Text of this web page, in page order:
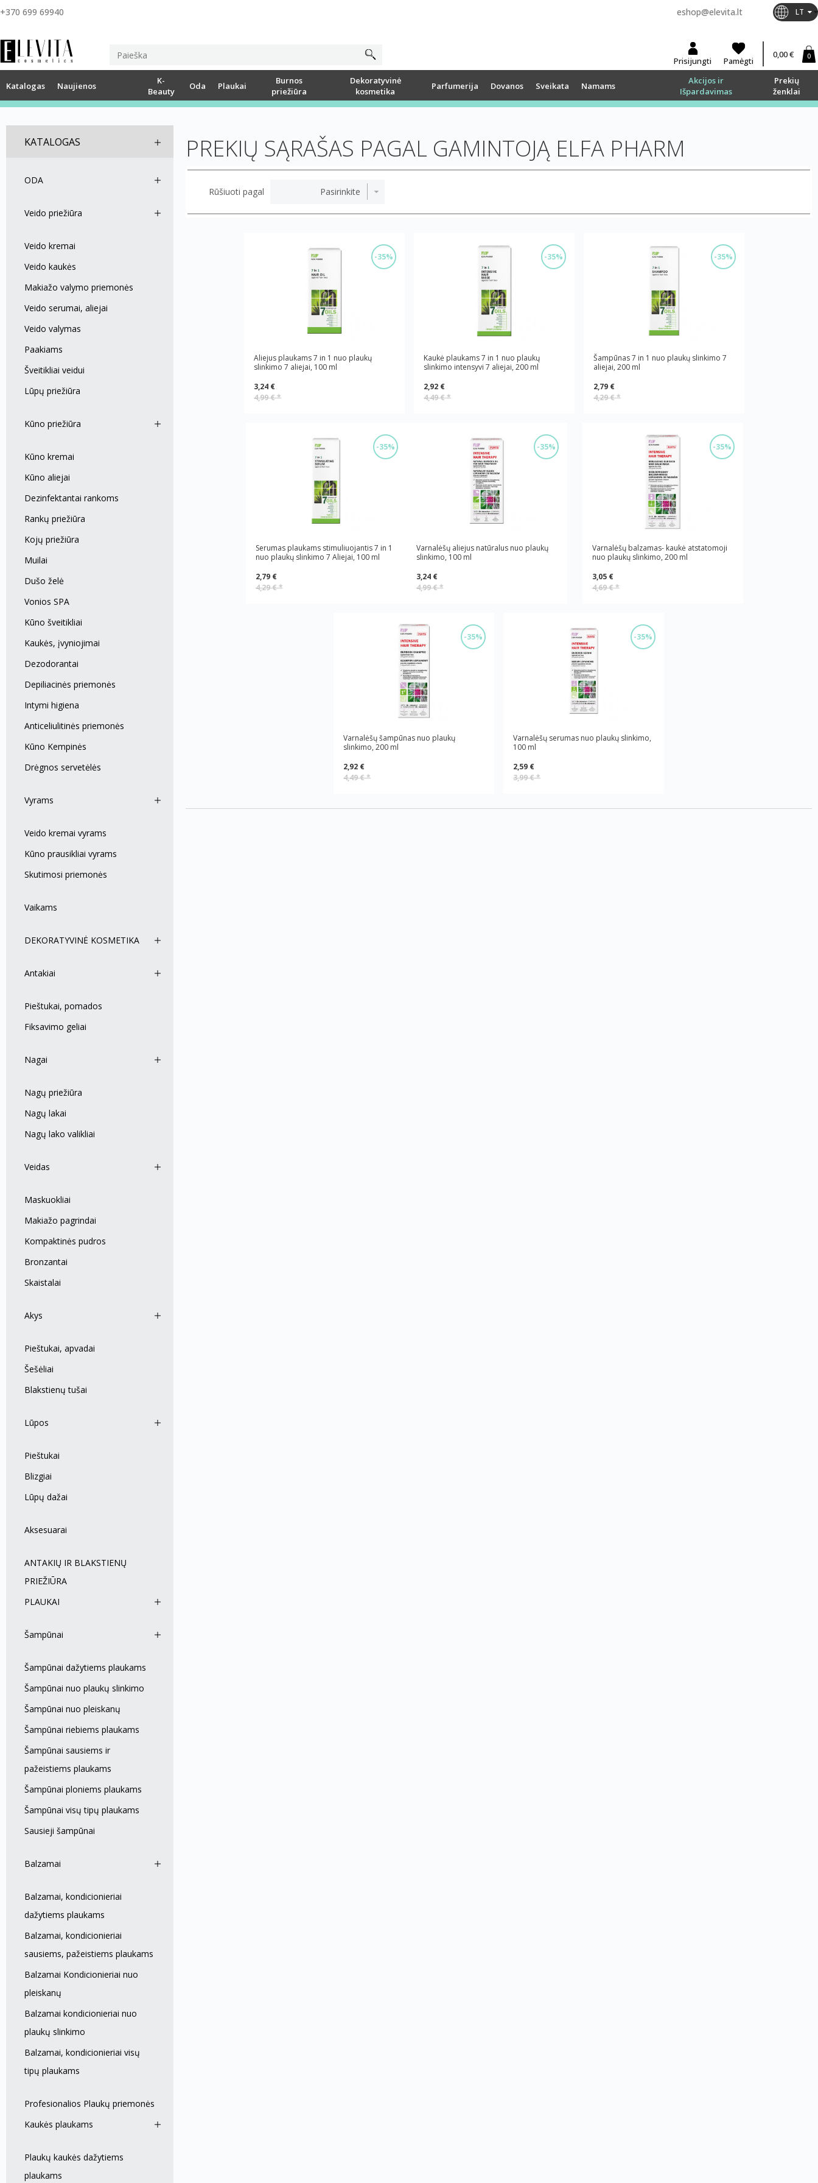
+370 699 69940 eshop@elevita.lt LT
Prisijungti Pamėgti
0,00 € 0
Katalogas Naujienos
K-
Beauty
Oda Plaukai
Burnos
priežiūra
Dekoratyvinė
kosmetika
Parfumerija Dovanos Sveikata Namams
Akcijos ir
Išpardavimas
Prekių
ženklai
KATALOGAS
ODA
Veido priežiūra
Veido kremai
Veido kaukės
Makiažo valymo priemonės
Veido serumai, aliejai
Veido valymas
Paakiams
Šveitikliai veidui
Lūpų priežiūra
Kūno priežiūra
Kūno kremai
Kūno aliejai
Dezinfektantai rankoms
Rankų priežiūra
Kojų priežiūra
Muilai
Dušo želė
Vonios SPA
Kūno šveitikliai
Kaukės, įvyniojimai
Dezodorantai
Depiliacinės priemonės
Intymi higiena
Anticeliulitinės priemonės
Kūno Kempinės
Drėgnos servetėlės
Vyrams
Veido kremai vyrams
Kūno prausikliai vyrams
Skutimosi priemonės
Vaikams
DEKORATYVINĖ KOSMETIKA
Antakiai
Pieštukai, pomados
Fiksavimo geliai
Nagai
Nagų priežiūra
Nagų lakai
Nagų lako valikliai
Veidas
Maskuokliai
Makiažo pagrindai
Kompaktinės pudros
Bronzantai
Skaistalai
Akys
Pieštukai, apvadai
Šešėliai
Blakstienų tušai
Lūpos
Pieštukai
Blizgiai
Lūpų dažai
Aksesuarai
ANTAKIŲ IR BLAKSTIENŲ
PRIEŽIŪRA
PLAUKAI
Šampūnai
Šampūnai dažytiems plaukams
Šampūnai nuo plaukų slinkimo
Šampūnai nuo pleiskanų
Šampūnai riebiems plaukams
Šampūnai sausiems ir
pažeistiems plaukams
Šampūnai ploniems plaukams
Šampūnai visų tipų plaukams
Sausieji šampūnai
Balzamai
Balzamai, kondicionieriai
dažytiems plaukams
Balzamai, kondicionieriai
sausiems, pažeistiems plaukams
Balzamai Kondicionieriai nuo
pleiskanų
Balzamai kondicionieriai nuo
plaukų slinkimo
Balzamai, kondicionieriai visų
tipų plaukams
Profesionalios Plaukų priemonės
Kaukės plaukams
Plaukų kaukės dažytiems
plaukams
PREKIŲ SĄRAŠAS PAGAL GAMINTOJĄ ELFA PHARM
Rūšiuoti pagal
-35%
Aliejus plaukams 7 in 1 nuo plaukų
slinkimo 7 aliejai, 100 ml
3,24 €
4,99 €*
-35%
Kaukė plaukams 7 in 1 nuo plaukų
slinkimo intensyvi 7 aliejai, 200 ml
2,92 €
4,49 €*
-35%
Šampūnas 7 in 1 nuo plaukų slinkimo 7
aliejai, 200 ml
2,79 €
4,29 €*
-35%
Serumas plaukams stimuliuojantis 7 in 1
nuo plaukų slinkimo 7 Aliejai, 100 ml
2,79 €
4,29 €*
-35%
Varnalėšų aliejus natūralus nuo plaukų
slinkimo, 100 ml
3,24 €
4,99 €*
-35%
Varnalėšų balzamas- kaukė atstatomoji
nuo plaukų slinkimo, 200 ml
3,05 €
4,69 €*
-35%
Varnalėšų šampūnas nuo plaukų
slinkimo, 200 ml
2,92 €
4,49 €*
-35%
Varnalėšų serumas nuo plaukų slinkimo,
100 ml
2,59 €
3,99 €*